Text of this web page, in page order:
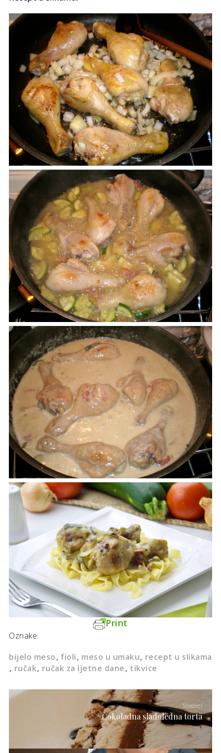
Print
Oznake:
bijelo meso fioli meso u umaku recept u slikama
ručak ručak za ljetne dane tikvice
Sljedeći
Čokoladna sladoledna torta